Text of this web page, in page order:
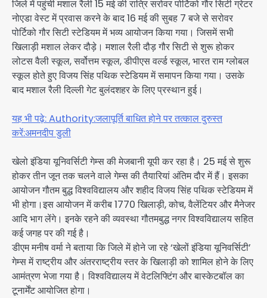
जिले में पहुंची मशाल रैली 15 मई की रात्रि सरोवर पोर्टिको गौर सिटी ग्रेटर
नोएडा वेस्ट में प्रवास करने के बाद 16 मई की सुबह 7 बजे से सरोवर
पोर्टिको गौर सिटी स्टेडियम में भव्य आयोजन किया गया। जिसमें सभी
खिलाड़ी मशाल लेकर दौड़े। मशाल रैली दौड़ गौर सिटी से शुरू होकर
लोटस वैली स्कूल, सर्वोत्तम स्कूल, डीपीएस वर्ल्ड स्कूल, भारत राम ग्लोबल
स्कूल होते हुए विजय सिंह पथिक स्टेडियम में समापन किया गया। उसके
बाद मशाल रैली दिल्ली गेट बुलंदशहर के लिए प्रस्थान हुई।
यह भी पढ़े: Authority:जलापूर्ति बाधित होने पर तत्काल दुरुस्त
करें:अमनदीप डुली
खेलो इंडिया यूनिवर्सिटी गेम्स की मेजबानी यूपी कर रहा है। 25 मई से शुरू
होकर तीन जून तक चलने वाले गेम्स की तैयारियां अंतिम दौर में हैं। इसका
आयोजन गौतम बुद्ध विश्वविद्यालय और शहीद विजय सिंह पथिक स्टेडियम में
भी होगा।इस आयोजन में करीब 1770 खिलाड़ी, कोच, वैलेंटियर और मैनेजर
आदि भाग लेंगे। इनके रहने की व्यवस्था गौतमबुद्ध नगर विश्वविद्यालय सहित
कई जगह पर की गई है।
डीएम मनीष वर्मा ने बताया कि जिले में होने जा रहे ‘खेलों इंडिया यूनिवर्सिटी’
गेम्स में राष्ट्रीय और अंतरराष्ट्रीय स्तर के खिलाड़ी को शामिल होने के लिए
आमंत्रण भेजा गया है। विश्वविद्यालय में वेटलिफ्टिंग और बास्केटबॉल का
टूनार्मेंट आयोजित होगा।